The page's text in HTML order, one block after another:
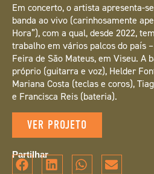
Em concerto, o artista apresenta-
banda ao vivo (carinhosamente
Hora”), com a qual, desde 2022,
trabalho em vários palcos do país
Feira de São Mateus, em Viseu. A
próprio (guitarra e voz), Helder
Mariana Costa (teclas e coros),
e Francisca Reis (bateria).
VER PROJETO
Partilhar